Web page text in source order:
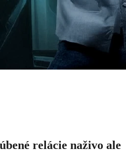
relácie naživo ale